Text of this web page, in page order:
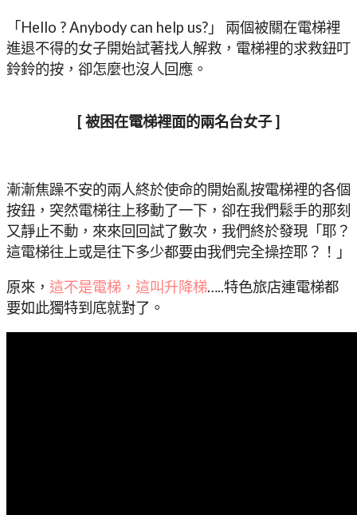
「Hello ? Anybody can help us?」 兩個被關在電梯裡
進退不得的女子開始試著找人解救，電梯裡的求救鈕叮
鈴鈴的按，卻怎麼也沒人回應。
[ 被困在電梯裡面的兩名台女子 ]
漸漸焦躁不安的兩人終於使命的開始亂按電梯裡的各個
按鈕，突然電梯往上移動了一下，卻在我們鬆手的那刻
又靜止不動，來來回回試了數次，我們終於發現「耶？
這電梯往上或是往下多少都要由我們完全操控耶？！」
原來， 這不是電梯，這叫升降梯…..特色旅店連電梯都
要如此獨特到底就對了。